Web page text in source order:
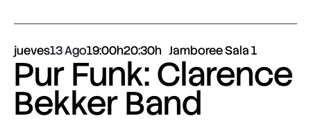
jueves13 Ago19:00h20:30h Jamboree Sala 1
Pur Funk: Clarence
Bekker Band